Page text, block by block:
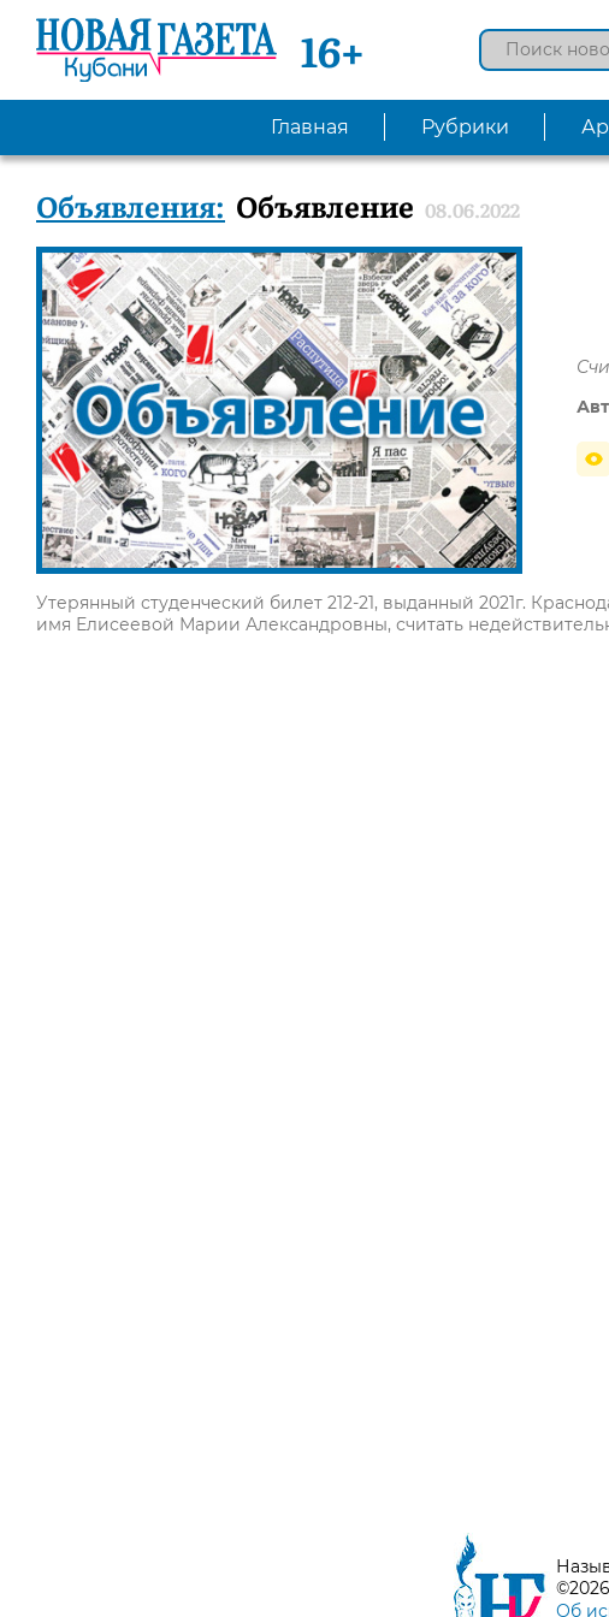
16+
Главная Рубрики
Объявления: Объявление 08.06.2022
Утерянный студенческий билет 212-21, выданный 2021г.
имя Елисеевой Марии Александровны, считать
Об